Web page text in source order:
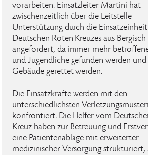
vorarbeiten. Einsatzleiter Martini hat
zwischenzeitlich über die Leitstelle
Unterstützung durch die Einsatzeinheit
Deutschen Roten Kreuzes aus
angefordert, da immer mehr
und Jugendliche gefunden werden und
Gebäude gerettet werden.
Die Einsatzkräfte werden mit den
unterschiedlichsten
konfrontiert. Die Helfer vom
Kreuz haben zur Betreuung und
eine Patientenablage mit erweiterter
medizinischer Versorgung strukturiert,